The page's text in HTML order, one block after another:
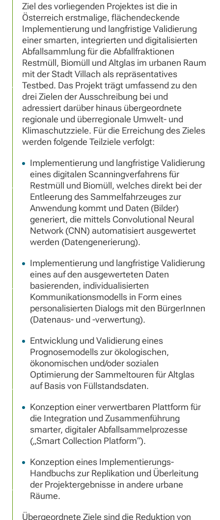
Ziel des vorliegenden Projektes ist die in
Österreich erstmalige, flächendeckende
Implementierung und langfristige Validierung
einer smarten, integrierten und digitalisierten
Abfallsammlung für die Abfallfraktionen
Restmüll, Biomüll und Altglas im urbanen Raum
mit der Stadt Villach als repräsentatives
Testbed. Das Projekt trägt umfassend zu den
drei Zielen der Ausschreibung bei und
adressiert darüber hinaus übergeordnete
regionale und überregionale Umwelt- und
Klimaschutzziele. Für die Erreichung des Zieles
werden folgende Teilziele verfolgt:
Implementierung und langfristige Validierung
eines digitalen Scanningverfahrens für
Restmüll und Biomüll, welches direkt bei der
Entleerung des Sammelfahrzeuges zur
Anwendung kommt und Daten (Bilder)
generiert, die mittels Convolutional Neural
Network (CNN) automatisiert ausgewertet
werden (Datengenerierung).
Implementierung und langfristige Validierung
eines auf den ausgewerteten Daten
basierenden, individualisierten
Kommunikationsmodells in Form eines
personalisierten Dialogs mit den BürgerInnen
(Datenaus- und -verwertung).
Entwicklung und Validierung eines
Prognosemodells zur ökologischen,
ökonomischen und/oder sozialen
Optimierung der Sammeltouren für Altglas
auf Basis von Füllstandsdaten.
Konzeption einer verwertbaren Plattform für
die Integration und Zusammenführung
smarter, digitaler Abfallsammelprozesse
(„Smart Collection Platform“).
Konzeption eines Implementierungs-
Handbuchs zur Replikation und Überleitung
der Projektergebnisse in andere urbane
Räume.
Übergeordnete Ziele sind die Reduktion von